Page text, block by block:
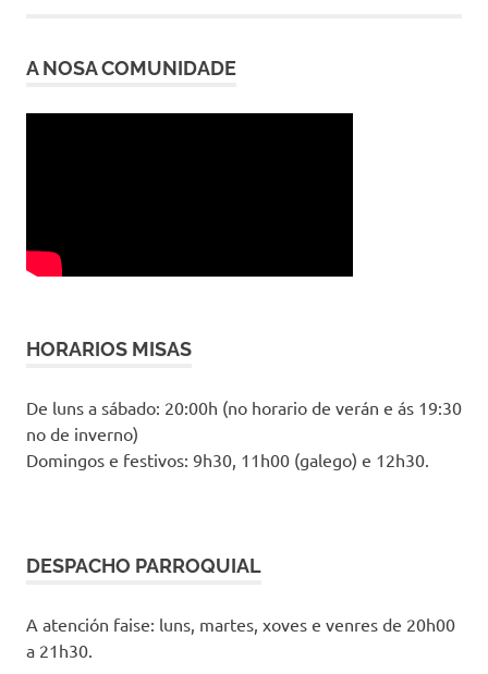
A NOSA COMUNIDADE
HORARIOS MISAS
De luns a sábado: 20:00h (no horario de verán e ás 19:30
no de inverno)
Domingos e festivos: 9h30, 11h00 (galego) e 12h30.
DESPACHO PARROQUIAL
A atención faise: luns, martes, xoves e venres de 20h00
a 21h30.